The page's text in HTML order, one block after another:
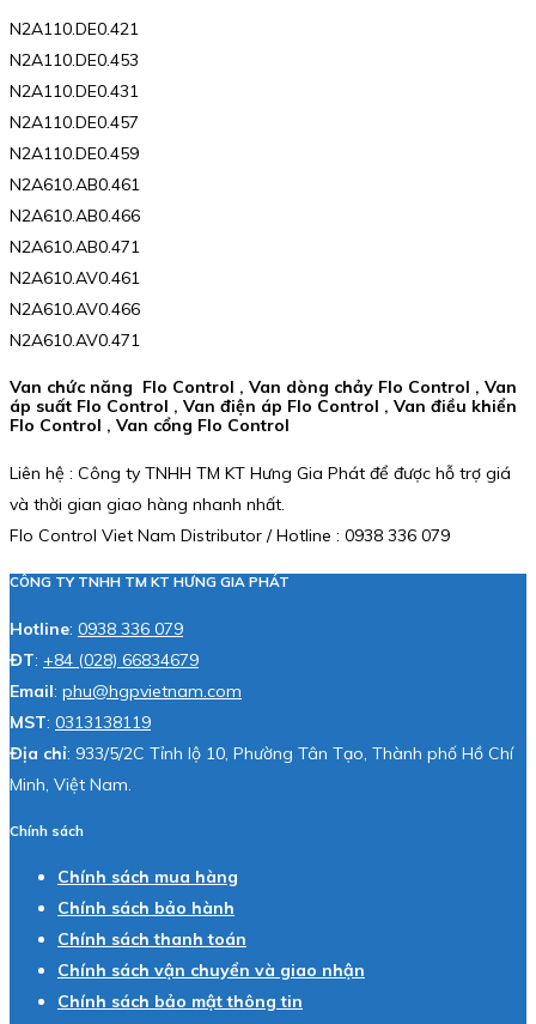
N2A110.DE0.421
N2A110.DE0.453
N2A110.DE0.431
N2A110.DE0.457
N2A110.DE0.459
N2A610.AB0.461
N2A610.AB0.466
N2A610.AB0.471
N2A610.AV0.461
N2A610.AV0.466
N2A610.AV0.471
Van chức năng Flo Control , Van dòng chảy Flo Control , Van
áp suất Flo Control , Van điện áp Flo Control , Van điều khiển
Flo Control , Van cổng Flo Control
Liên hệ : Công ty TNHH TM KT Hưng Gia Phát để được hỗ trợ giá
và thời gian giao hàng nhanh nhất.
Flo Control Viet Nam Distributor / Hotline : 0938 336 079
CÔNG TY TNHH TM KT HƯNG GIA PHÁT
Hotline: 0938 336 079
ĐT: +84 (028) 66834679
Email: phu@hgpvietnam.com
MST: 0313138119
Địa chỉ: 933/5/2C Tỉnh lộ 10, Phường Tân Tạo, Thành phố Hồ Chí
Minh, Việt Nam.
Chính sách
Chính sách mua hàng
Chính sách bảo hành
Chính sách thanh toán
Chính sách vận chuyển và giao nhận
Chính sách bảo mật thông tin